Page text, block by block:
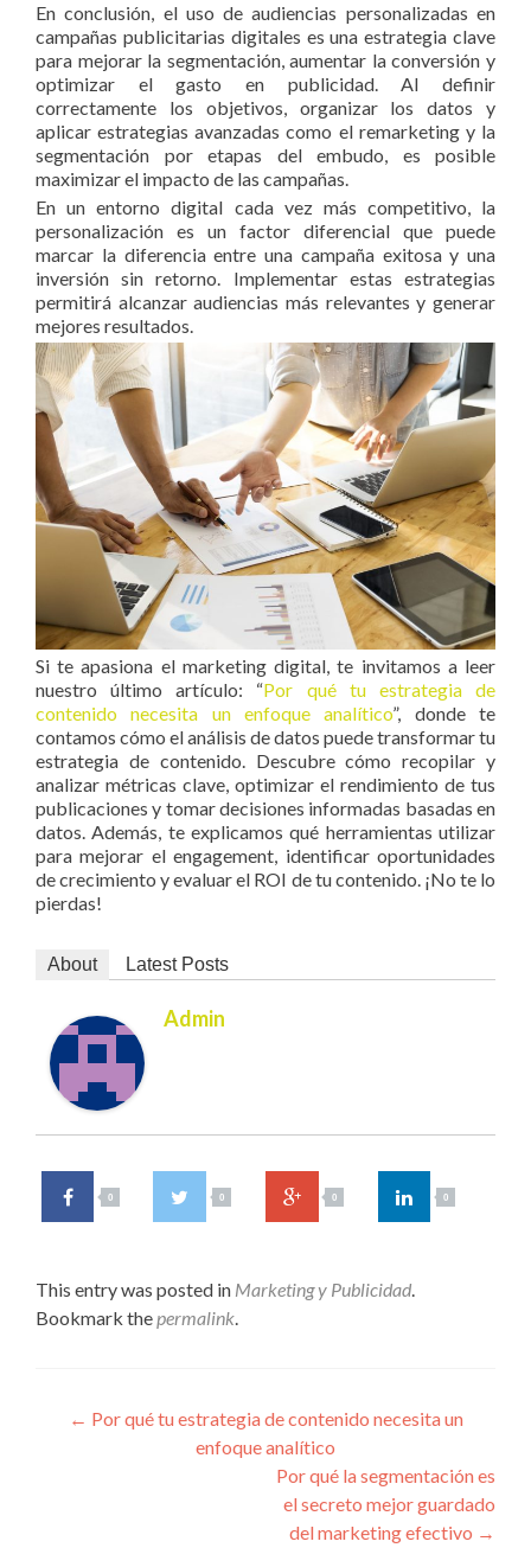
En conclusión, el uso de audiencias personalizadas en
campañas publicitarias digitales es una estrategia clave
para mejorar la segmentación, aumentar la conversión y
optimizar el gasto en publicidad. Al definir
correctamente los objetivos, organizar los datos y
aplicar estrategias avanzadas como el remarketing y la
segmentación por etapas del embudo, es posible
maximizar el impacto de las campañas.
En un entorno digital cada vez más competitivo, la
personalización es un factor diferencial que puede
marcar la diferencia entre una campaña exitosa y una
inversión sin retorno. Implementar estas estrategias
permitirá alcanzar audiencias más relevantes y generar
mejores resultados.
Si te apasiona el marketing digital, te invitamos a leer
nuestro último artículo: “Por qué tu estrategia de
contenido necesita un enfoque analítico”, donde te
contamos cómo el análisis de datos puede transformar tu
estrategia de contenido. Descubre cómo recopilar y
analizar métricas clave, optimizar el rendimiento de tus
publicaciones y tomar decisiones informadas basadas en
datos. Además, te explicamos qué herramientas utilizar
para mejorar el engagement, identificar oportunidades
de crecimiento y evaluar el ROI de tu contenido. ¡No te lo
pierdas!
About Latest Posts
Admin
0 0 0 0
This entry was posted in Marketing y Publicidad.
Bookmark thepermalink.
Navegacion de entrada
← Por qué tu estrategia de contenido necesita un
enfoque analítico
Por qué la segmentación es
el secreto mejor guardado
del marketing efectivo →